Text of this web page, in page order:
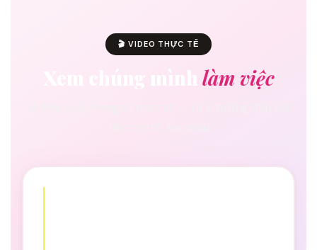
🎬 VIDEO THỰC TẾ
Xem chúng mình làm việc